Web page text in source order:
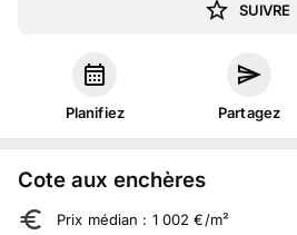
SUIVRE
Planifiez Partagez
Cote aux enchères
Prix médian : 1 002 €/m²